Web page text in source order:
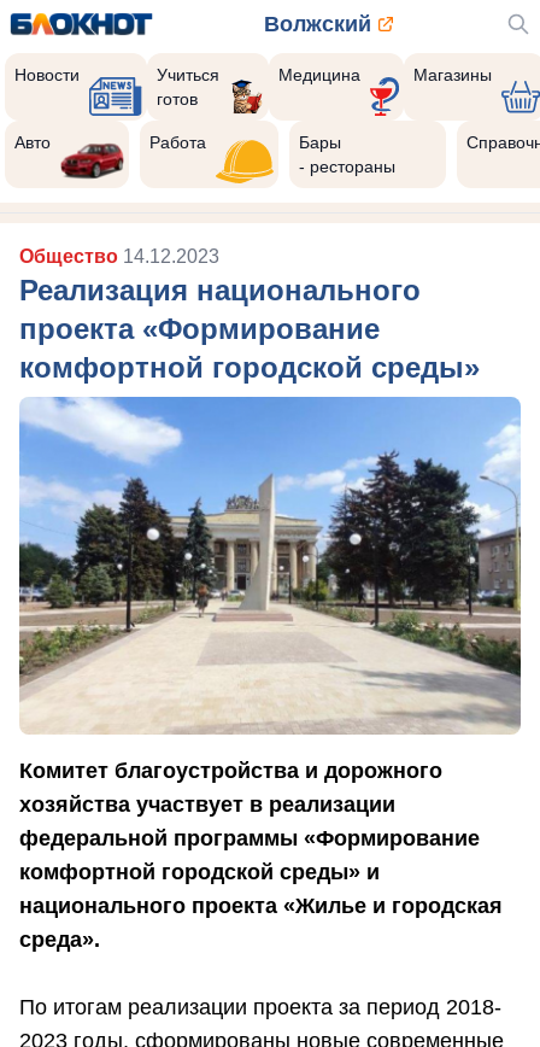
Волжский
Новости
Учиться
готов
Медицина Магазины
Авто Работа
Бары
- рестораны
Общество 14.12.2023
Реализация национального
проекта «Формирование
комфортной городской среды»
Комитет благоустройства и дорожного
хозяйства участвует в реализации
федеральной программы «Формирование
комфортной городской среды» и
национального проекта «Жилье и городская
среда».
По итогам реализации проекта за период 2018-
2023 годы, сформированы новые современные